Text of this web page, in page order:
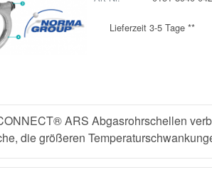
Lieferzeit 3-5 Tage **
ARS Abgasrohrschellen
die größeren